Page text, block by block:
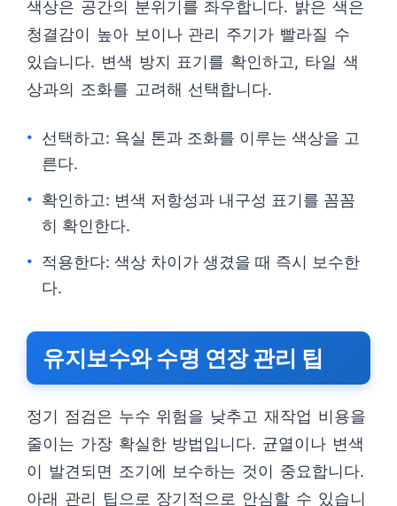
색상은 공간의 분위기를 좌우합니다. 밝은 색은
청결감이 높아 보이나 관리 주기가 빨라질 수
있습니다. 변색 방지 표기를 확인하고, 타일 색
상과의 조화를 고려해 선택합니다.
선택하고: 욕실 톤과 조화를 이루는 색상을 고
른다.
확인하고: 변색 저항성과 내구성 표기를 꼼꼼
히 확인한다.
적용한다: 색상 차이가 생겼을 때 즉시 보수한
다.
유지보수와 수명 연장 관리 팁
정기 점검은 누수 위험을 낮추고 재작업 비용을
줄이는 가장 확실한 방법입니다. 균열이나 변색
이 발견되면 조기에 보수하는 것이 중요합니다.
아래 관리 팁으로 장기적으로 안심할 수 있습니